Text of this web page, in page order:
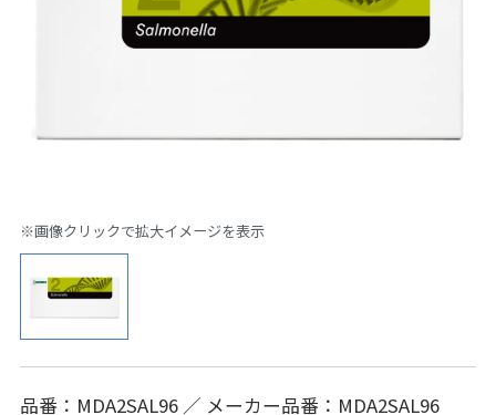
※画像クリックで拡大イメージを表示
品番：MDA2SAL96 ／ メーカー品番：MDA2SAL96